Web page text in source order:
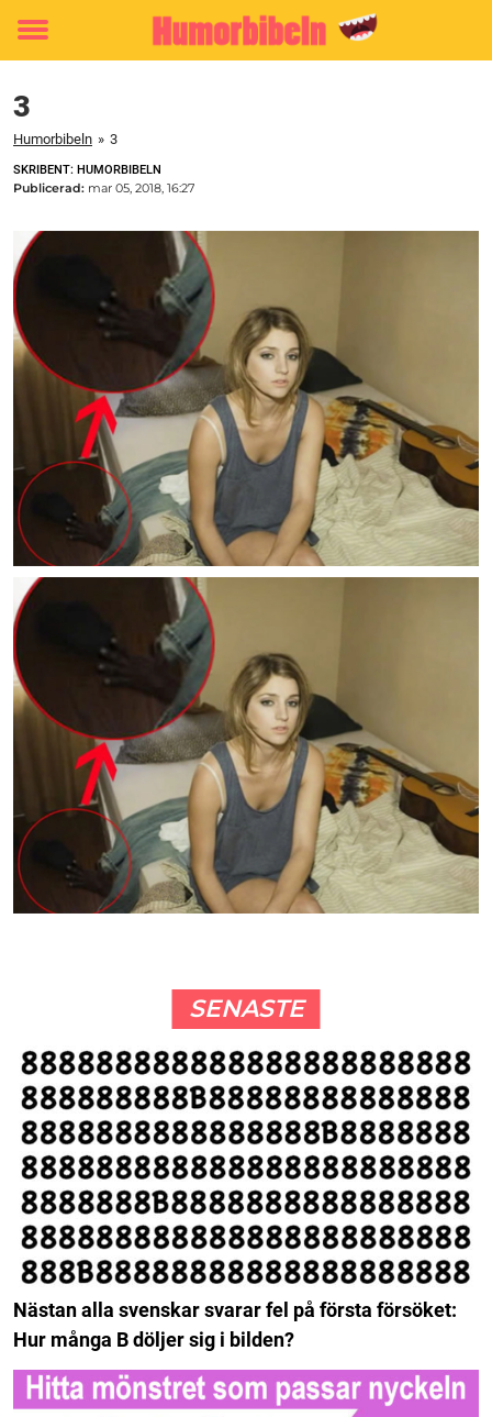
Toggle
3
Humorbibeln » 3
SKRIBENT: HUMORBIBELN
Publicerad: mar 05, 2018, 16:27
SENASTE
Nästan alla svenskar svarar fel på första försöket:
Hur många B döljer sig i bilden?